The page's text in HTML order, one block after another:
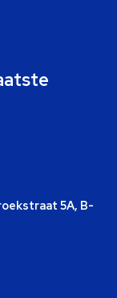
5A, B-